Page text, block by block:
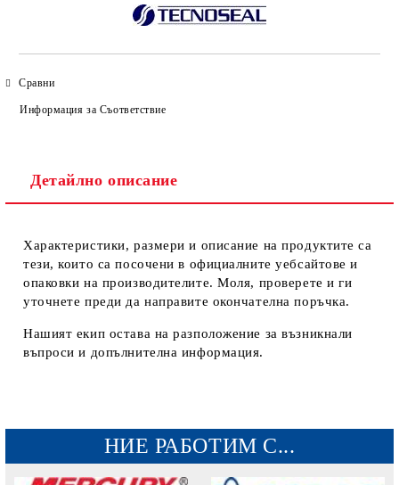
Сравни
Информация за Съответствие
Детайлно описание
Характеристики, размери и описание на продуктите са
тези, които са посочени в официалните уебсайтове и
опаковки на производителите. Моля, проверете и ги
уточнете преди да направите окончателна поръчка.
Нашият екип остава на разположение за възникнали
въпроси и допълнителна информация.
НИЕ РАБОТИМ С...